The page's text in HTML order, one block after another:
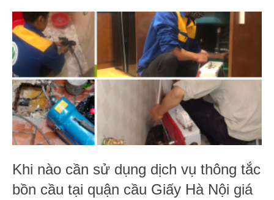
Khi nào cần sử dụng dịch vụ thông tắc
bồn cầu tại quận cầu Giấy Hà Nội giá